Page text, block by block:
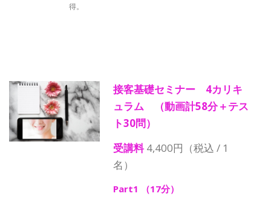
得。
接客基礎セミナー
4カリキ
ュラム （動画計58分＋テス
ト30問）
受講料 4,400円（税込 / 1
名）
Part1 （17分）